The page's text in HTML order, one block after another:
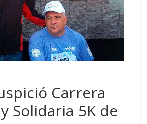
Carrera
Solidaria 5K de